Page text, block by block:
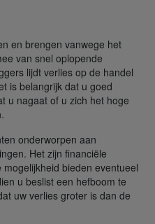
en brengen vanwege het
van snel oplopende
lijdt verlies op de handel
is belangrijk dat u goed
u nagaat of u zich het hoge
onderworpen aan
Het zijn financiële
bieden eventueel
u beslist een hefboom te
uw verlies groter is dan de